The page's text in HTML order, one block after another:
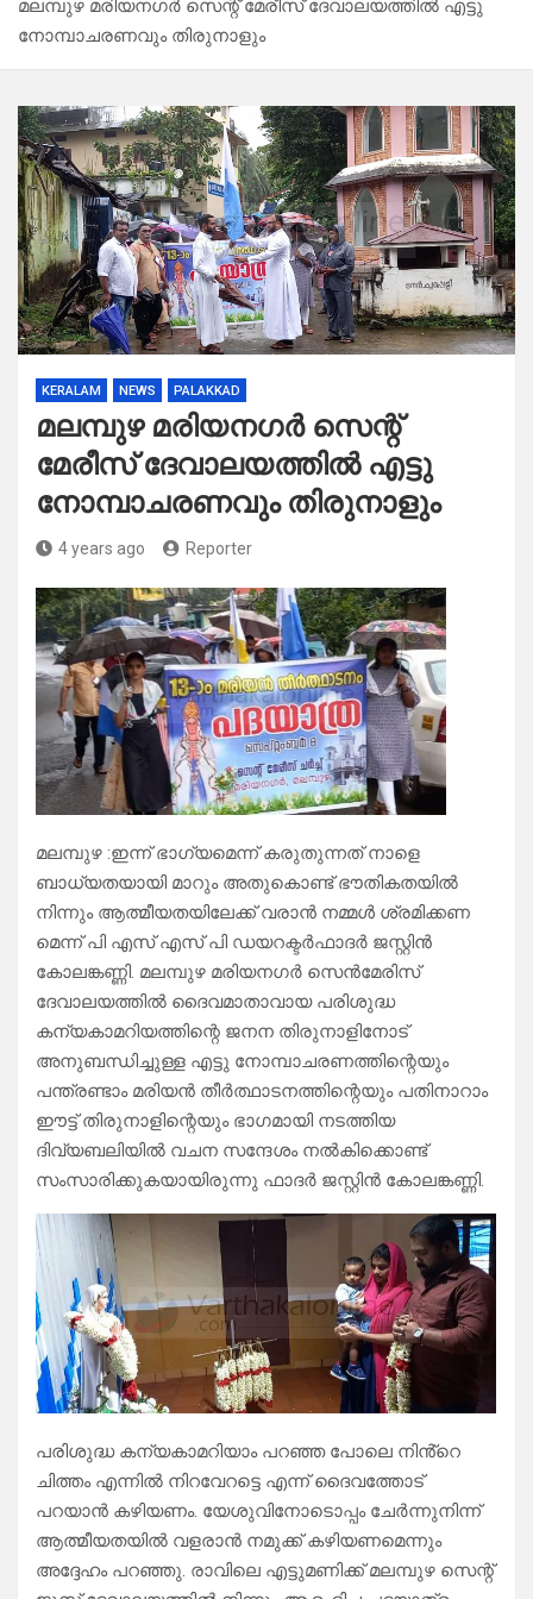
മലമ്പുഴ മരിയനഗർ സെന്റ് മേരീസ് ദേവാലയത്തിൽ എട്ടു
നോമ്പാചരണവും തിരുനാളും
KERALAM NEWS PALAKKAD
മലമ്പുഴ മരിയനഗർ സെന്റ്
മേരീസ് ദേവാലയത്തിൽ എട്ടു
നോമ്പാചരണവും തിരുനാളും
4 years ago Reporter
മലമ്പുഴ :ഇന്ന് ഭാഗ്യമെന്ന് കരുതുന്നത് നാളെ
ബാധ്യതയായി മാറും അതുകൊണ്ട് ഭൗതികതയിൽ
നിന്നും ആത്മീയതയിലേക്ക് വരാൻ നമ്മൾ ശ്രമിക്കണ
മെന്ന് പി എസ് എസ് പി ഡയറക്ടർഫാദർ ജസ്റ്റിൻ
കോലങ്കണ്ണി. മലമ്പുഴ മരിയനഗർ സെൻമേരിസ്
ദേവാലയത്തിൽ ദൈവമാതാവായ പരിശുദ്ധ
കന്യകാമറിയത്തിന്റെ ജനന തിരുനാളിനോട്
അനുബന്ധിച്ചുള്ള എട്ടു നോമ്പാചരണത്തിന്റെയും
പന്ത്രണ്ടാം മരിയൻ തീർത്ഥാടനത്തിന്റെയും പതിനാറാം
ഈട്ട് തിരുനാളിന്റെയും ഭാഗമായി നടത്തിയ
ദിവ്യബലിയിൽ വചന സന്ദേശം നൽകിക്കൊണ്ട്
സംസാരിക്കുകയായിരുന്നു ഫാദർ ജസ്റ്റിൻ കോലങ്കണ്ണി.
പരിശുദ്ധ കന്യകാമറിയാം പറഞ്ഞ പോലെ നിൻ്റെ
ചിത്തം എന്നിൽ നിറവേറട്ടെ എന്ന് ദൈവത്തോട്
പറയാൻ കഴിയണം. യേശുവിനോടൊപ്പം ചേർന്നുനിന്ന്
ആത്മീയതയിൽ വളരാൻ നമുക്ക് കഴിയണമെന്നും
അദ്ദേഹം പറഞ്ഞു. രാവിലെ എട്ടുമണിക്ക് മലമ്പുഴ സെന്റ്